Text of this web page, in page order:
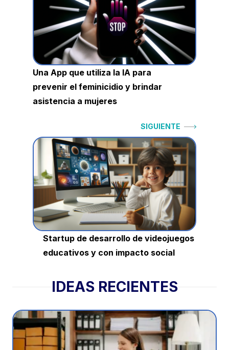
Una App que utiliza la IA para
prevenir el feminicidio y brindar
asistencia a mujeres
SIGUIENTE
Startup de desarrollo de videojuegos
educativos y con impacto social
IDEAS RECIENTES